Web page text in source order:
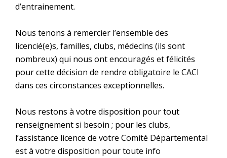
d’entrainement.
Nous tenons à remercier l’ensemble des
licencié(e)s, familles, clubs, médecins (ils sont
nombreux) qui nous ont encouragés et félicités
pour cette décision de rendre obligatoire le CACI
dans ces circonstances exceptionnelles.
Nous restons à votre disposition pour tout
renseignement si besoin ; pour les clubs,
l’assistance licence de votre Comité Départemental
est à votre disposition pour toute info